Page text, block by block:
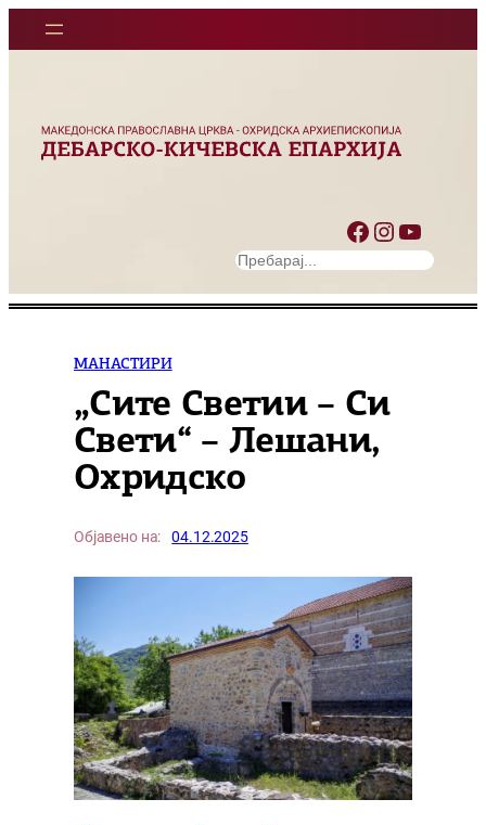
Facebook Instagram YouTube
S
a
МАНАСТИРИ
„Сите Светии – Си
Свети“ – Лешани,
Охридско
Објавено на: 04.12.2025